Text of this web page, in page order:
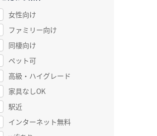
女性向け
ファミリー向け
同棲向け
ペット可
高級・ハイグレード
家具なしOK
駅近
インターネット無料